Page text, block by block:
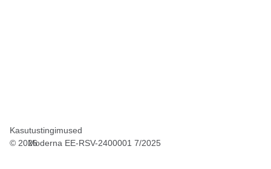
Kasutustingimused
© 2026Moderna EE-RSV-2400001 7/2025